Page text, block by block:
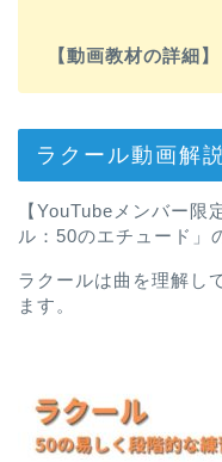
【動画教材の詳細】
ラクール動画解説
【YouTubeメンバー
ル：50のエチュード」
ラクールは曲を理解し
ます。